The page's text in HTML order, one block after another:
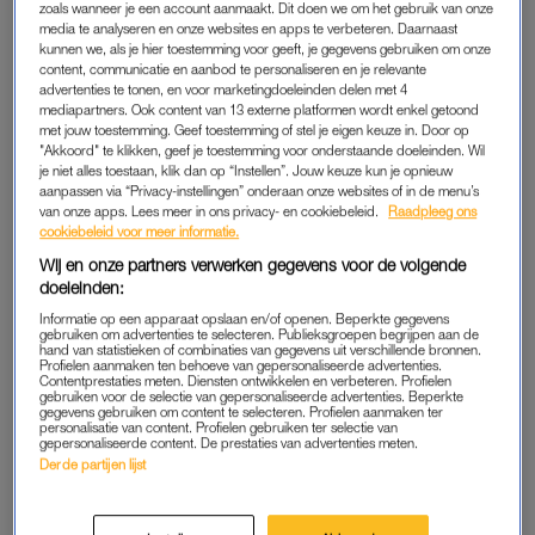
dit deel van Rotterdam – het armste deel van de stad dat
bestaat uit 15 wijken – te verminderen voordat ze naar de
basisschool gaan.
“Kinderen uit dt gebied hebben een grote achterstand ten
opzichte van gemiddelde kinderen. Wij hebben geconstateerd
dat er vaak zoveel achterstand is, dat het heel moeilijk is om
dat in te lopen in de rest van hun schoolcarrière. Hier moeten
we dus iets aan doen, daar is dit initiatief uit voort gekomen.”
ACHTERSTAND IN DE ONTWIKKELING
Volgens Pastors zijn er legio voorbeelden te noemen waarin
duidelijk naar voren komt dat er een achterstand is in de
ontwikkeling is bij het kind. Eentje – een extreem geval – is
hem goed bijgebleven.
school dat daar een kind van 4 jaar naartoe werd gebracht
zoals wanneer je een account aanmaakt. Dit doen we om het gebruik van onze
media te analyseren en onze websites en apps te verbeteren. Daarnaast
kunnen we, als je hier toestemming voor geeft, je gegevens gebruiken om onze
content, communicatie en aanbod te personaliseren en je relevante
advertenties te tonen, en voor marketingdoeleinden delen met 4
mediapartners. Ook content van 13 externe platformen wordt enkel getoond
met jouw toestemming. Geef toestemming of stel je eigen keuze in. Door op
"Akkoord" te klikken, geef je toestemming voor onderstaande doeleinden. Wil
je niet alles toestaan, klik dan op “Instellen”. Jouw keuze kun je opnieuw
aanpassen via “Privacy-instellingen” onderaan onze websites of in de menu’s
van onze apps. Lees meer in ons privacy- en cookiebeleid.
Raadpleeg ons
cookiebeleid voor meer informatie.
Wij en onze partners verwerken gegevens voor de volgende
doeleinden:
Informatie op een apparaat opslaan en/of openen. Beperkte gegevens
gebruiken om advertenties te selecteren. Publieksgroepen begrijpen aan de
hand van statistieken of combinaties van gegevens uit verschillende bronnen.
Profielen aanmaken ten behoeve van gepersonaliseerde advertenties.
Contentprestaties meten. Diensten ontwikkelen en verbeteren. Profielen
gebruiken voor de selectie van gepersonaliseerde advertenties. Beperkte
gegevens gebruiken om content te selecteren. Profielen aanmaken ter
personalisatie van content. Profielen gebruiken ter selectie van
gepersonaliseerde content. De prestaties van advertenties meten.
Derde partijen lijst